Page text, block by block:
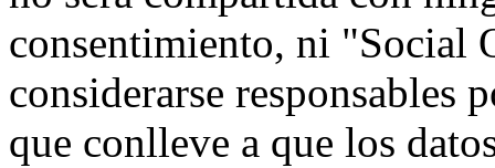
consentimiento, ni "Social
considerarse responsables
que conlleve a que los